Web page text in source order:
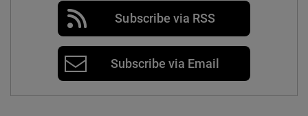
Subscribe via RSS
Subscribe via Email